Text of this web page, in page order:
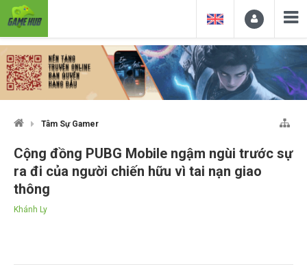
Tâm Sự Gamer
Cộng đồng PUBG Mobile ngậm ngùi trước sự
ra đi của người chiến hữu vì tai nạn giao
thông
Khánh Ly